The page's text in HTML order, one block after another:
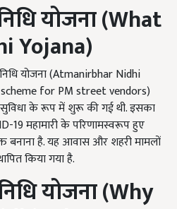
योजना(What
Yojana)
योजना (Atmanirbhar Nidhi
for PM street vendors)
के रूप में शुरू की गई थी. इसका
19 महामारी के परिणामस्वरूप हुए
है. यह आवास और शहरी मामलों
किया गया है.
योजना(Why